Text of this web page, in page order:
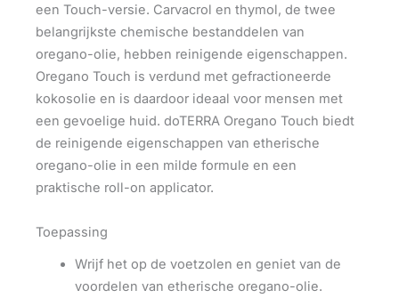
een Touch-versie. Carvacrol en thymol, de twee
belangrijkste chemische bestanddelen van
oregano-olie, hebben reinigende eigenschappen.
Oregano Touch is verdund met gefractioneerde
kokosolie en is daardoor ideaal voor mensen met
een gevoelige huid. doTERRA Oregano Touch biedt
de reinigende eigenschappen van etherische
oregano-olie in een milde formule en een
praktische roll-on applicator.
Toepassing
Wrijf het op de voetzolen en geniet van de
voordelen van etherische oregano-olie.